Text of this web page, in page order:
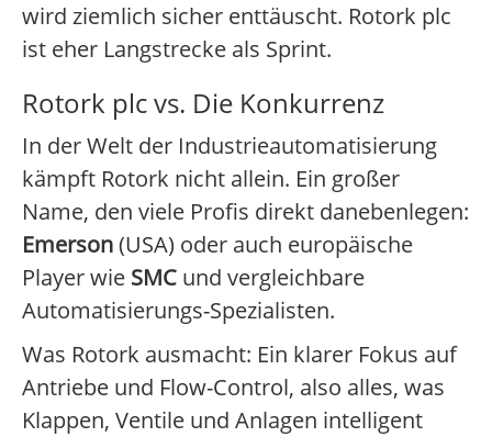
wird ziemlich sicher enttäuscht. Rotork plc
ist eher Langstrecke als Sprint.
Rotork plc vs. Die Konkurrenz
In der Welt der Industrieautomatisierung
kämpft Rotork nicht allein. Ein großer
Name, den viele Profis direkt danebenlegen:
Emerson(USA) oder auch europäische
Player wie SMC und vergleichbare
Automatisierungs-Spezialisten.
Was Rotork ausmacht: Ein klarer Fokus auf
Antriebe und Flow-Control, also alles, was
Klappen, Ventile und Anlagen intelligent